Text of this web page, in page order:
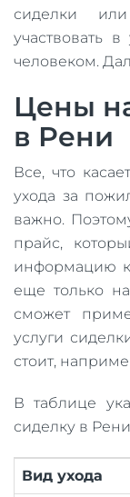
сиделки
участвовать
человеком.
Цены
в Рени
Все, что
ухода за
важно.
прайс,
информацию
еще только
сможет
услуги
стоит,
В таблице
сиделку в
Вид ухода